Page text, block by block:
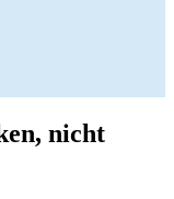
nicht